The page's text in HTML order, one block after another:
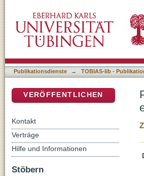
Publikationsdienste → TOBIAS-lib -
VERÖFFENTLICHEN
Kontakt
Verträge
Hilfe und Informationen
Stöbern